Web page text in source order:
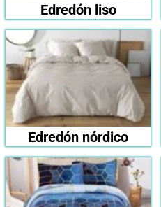
Edredón liso
Edredón nórdico